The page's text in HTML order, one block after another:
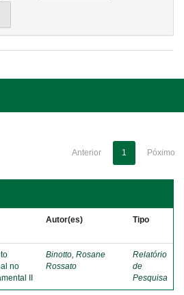
Anterior 1 Póximo
Autor(es) Tipo
no
II
Binotto, Rosane
Rossato
Relatório
de
Pesquisa